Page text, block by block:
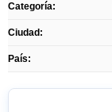
Categoría:
Ciudad:
País: